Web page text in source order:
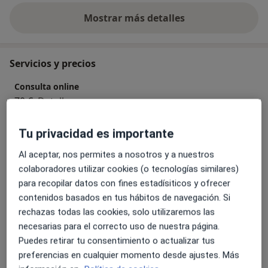
y una nula toxicidad. Si lo deseas, combinaremos
habitual, sin necesidad de acudir a fármacos más
agresivos.
El objetivo final es lograr tener los recursos para dejar
A QUIÉN VA DIRIGIDA?
A toda aquella persona que presente procesos
autodestructivos, que quiera dejar su rol pasivo, que
esté dispuesto a vivir de manera digna y que necesite
transformar su vida.
Infancia
Adolescencia
Mostrar más detalles
sobre la experiencia
Servicios y precios
Consulta online
70 € Detalles
Primera visita Psicología
60 € - 70 €
Consulta psicológica online
70 € Detalles
Psicoterapia individual
70 € Detalles
Tu privacidad es importante
Al aceptar, nos permites a nosotros y a nuestros
colaboradores utilizar cookies (o tecnologías similares)
para recopilar datos con fines estadísiticos y ofrecer
contenidos basados en tus hábitos de navegación. Si
rechazas todas las cookies, solo utilizaremos las
necesarias para el correcto uso de nuestra página.
Puedes retirar tu consentimiento o actualizar tus
preferencias en cualquier momento desde ajustes. Más